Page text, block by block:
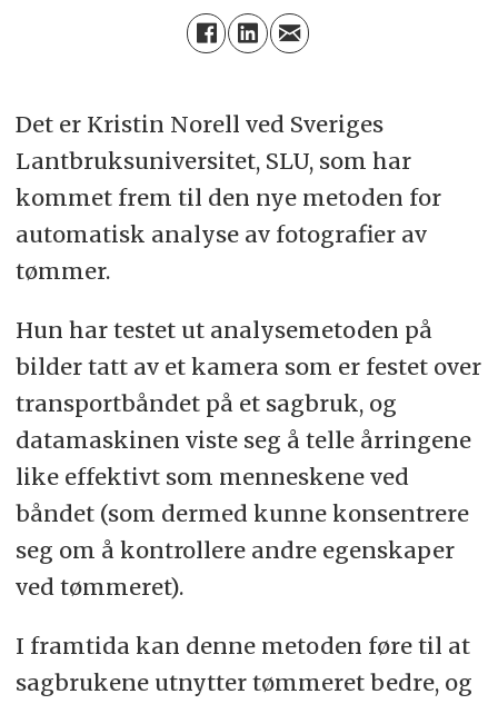
Det er Kristin Norell ved Sveriges
Lantbruksuniversitet, SLU, som har
kommet frem til den nye metoden for
automatisk analyse av fotografier av
tømmer.
Hun har testet ut analysemetoden på
bilder tatt av et kamera som er festet over
transportbåndet på et sagbruk, og
datamaskinen viste seg å telle årringene
like effektivt som menneskene ved
båndet (som dermed kunne konsentrere
seg om å kontrollere andre egenskaper
ved tømmeret).
I framtida kan denne metoden føre til at
sagbrukene utnytter tømmeret bedre, og